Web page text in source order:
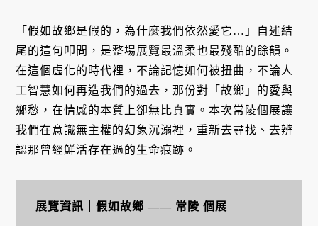
「假如故鄉是假的，為什麼我們依然愛它…」自述結
尾的這句叩問，是整場展覽最溫柔也最殘酷的餘韻。
在這個虛化的時代裡，不論記憶如何被扭曲，不論人
工智慧如何再造我們的過去，那份對「故鄉」的愛與
鄉愁，在情感的本質上卻無比真實。本次常陵個展讓
我們在意識無主權的幻象沉溺裡，重新去尋找、去辨
認那曾經鮮活存在過的生命痕跡。
展覽資訊｜假如故鄉 —— 常陵 個展